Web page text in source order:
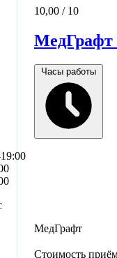
10,00 / 10
МедГрафт
Часы работы
МедГрафт
Стоимость